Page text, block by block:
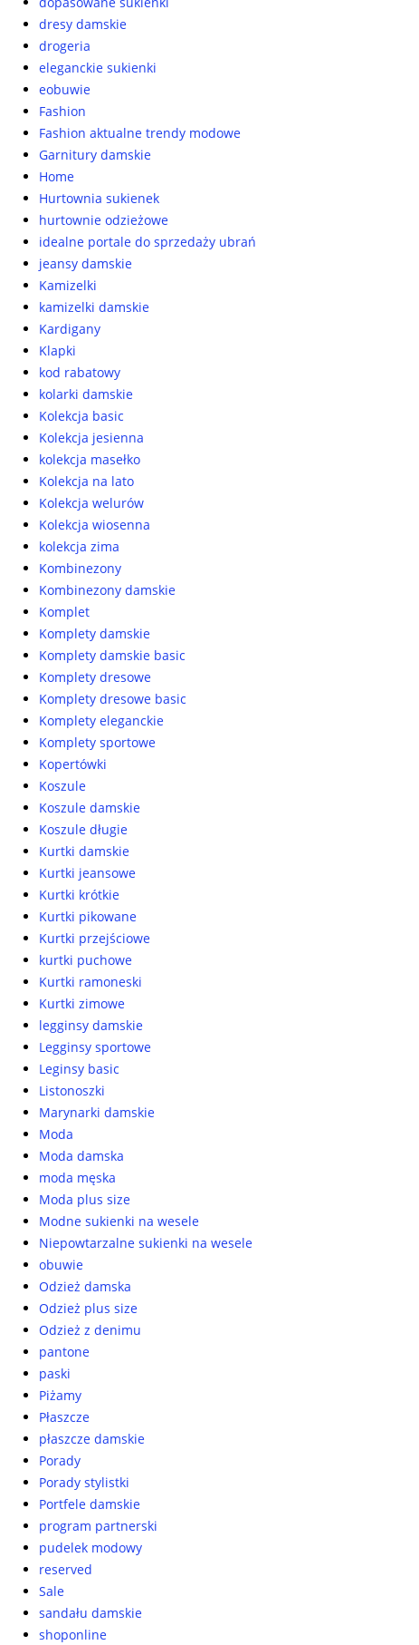
dresy damskie
drogeria
eleganckie sukienki
eobuwie
Fashion
Fashion aktualne trendy modowe
Garnitury damskie
Home
Hurtownia sukienek
hurtownie odzieżowe
idealne portale do sprzedaży ubrań
jeansy damskie
Kamizelki
kamizelki damskie
Kardigany
Klapki
kod rabatowy
kolarki damskie
Kolekcja basic
Kolekcja jesienna
kolekcja masełko
Kolekcja na lato
Kolekcja welurów
Kolekcja wiosenna
kolekcja zima
Kombinezony
Kombinezony damskie
Komplet
Komplety damskie
Komplety damskie basic
Komplety dresowe
Komplety dresowe basic
Komplety eleganckie
Komplety sportowe
Kopertówki
Koszule
Koszule damskie
Koszule długie
Kurtki damskie
Kurtki jeansowe
Kurtki krótkie
Kurtki pikowane
Kurtki przejściowe
kurtki puchowe
Kurtki ramoneski
Kurtki zimowe
legginsy damskie
Legginsy sportowe
Leginsy basic
Listonoszki
Marynarki damskie
Moda
Moda damska
moda męska
Moda plus size
Modne sukienki na wesele
Niepowtarzalne sukienki na wesele
obuwie
Odzież damska
Odzież plus size
Odzież z denimu
pantone
paski
Piżamy
Płaszcze
płaszcze damskie
Porady
Porady stylistki
Portfele damskie
program partnerski
pudelek modowy
reserved
Sale
sandału damskie
shoponline